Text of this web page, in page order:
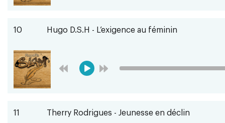
10 Hugo D.S.H - L’exigence au féminin
11 Therry Rodrigues - Jeunesse en déclin